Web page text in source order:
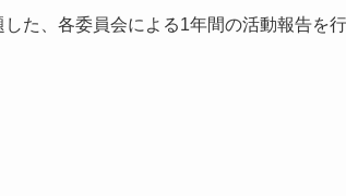
た、各委員会による1年間の活動報告を行